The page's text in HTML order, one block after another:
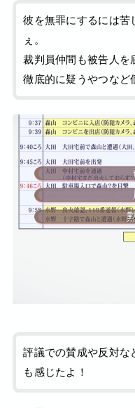
彼を無罪にするには苦
ぇ。
裁判員仲間も被告人を
徹底的に疑うやつなど
評議での賛成や反対な
も感じたよ！